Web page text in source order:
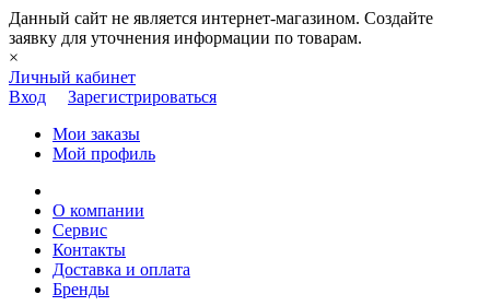
Данный сайт не является интернет-магазином. Создайте
заявку для уточнения информации по товарам.
×
Личный кабинет
Вход
Зарегистрироваться
Мои заказы
Мой профиль
О компании
Сервис
Контакты
Доставка и оплата
Бренды